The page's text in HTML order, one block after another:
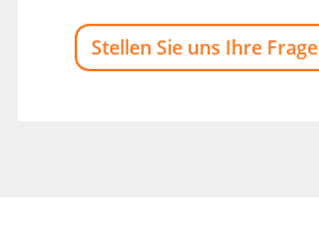
Stellen Sie uns Ihre Frage